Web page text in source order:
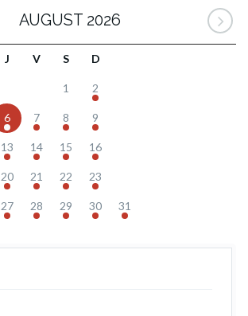
AUGUST 2026
J V S D
1 2
6 7 8 9
13 14 15 16
20 21 22 23
27 28 29 30 31